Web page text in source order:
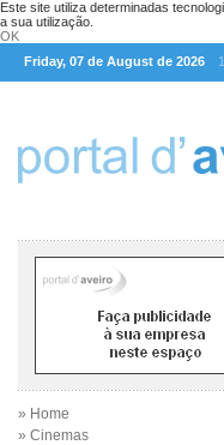
Este site utiliza determinadas
a sua utilização.
OK
Friday, 07 de August de 2026
» Home
» Cinemas